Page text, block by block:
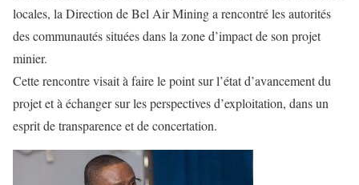
locales, la Direction de Bel Air Mining a rencontré les autorités
des communautés situées dans la zone d’impact de son projet
minier.
Cette rencontre visait à faire le point sur l’état d’avancement du
projet et à échanger sur les perspectives d’exploitation, dans un
esprit de transparence et de concertation.